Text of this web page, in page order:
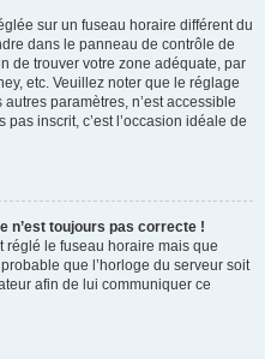
sur un fuseau horaire différent du
dans le panneau de contrôle de
de trouver votre zone adéquate, par
etc. Veuillez noter que le réglage
paramètres, n’est accessible
pas inscrit, c’est l’occasion idéale de
n’est toujours pas correcte !
réglé le fuseau horaire mais que
que l’horloge du serveur soit
afin de lui communiquer ce